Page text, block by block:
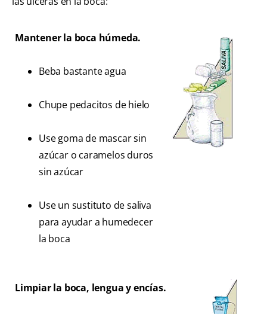
Mantener la boca húmeda.
Beba bastante agua
Chupe pedacitos de hielo
Use goma de mascar sin
azúcar o caramelos duros
sin azúcar
Use un sustituto de saliva
para ayudar a humedecer
la boca
Limpiar la boca, lengua y encías.